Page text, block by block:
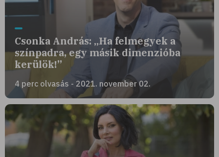
Csonka András: „Ha felmegyek a
színpadra, egy másik dimenzióba
kerülök!”
4 perc olvasás - 2021. november 02.